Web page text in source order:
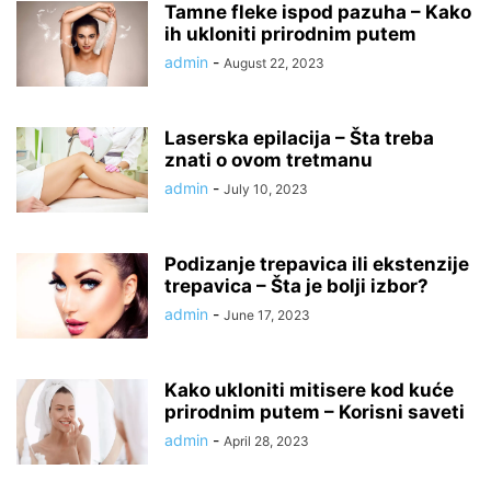
Tamne fleke ispod pazuha – Kako
ih ukloniti prirodnim putem
admin - August 22, 2023
Laserska epilacija – Šta treba
znati o ovom tretmanu
admin - July 10, 2023
Podizanje trepavica ili ekstenzije
trepavica – Šta je bolji izbor?
admin - June 17, 2023
Kako ukloniti mitisere kod kuće
prirodnim putem – Korisni saveti
admin - April 28, 2023